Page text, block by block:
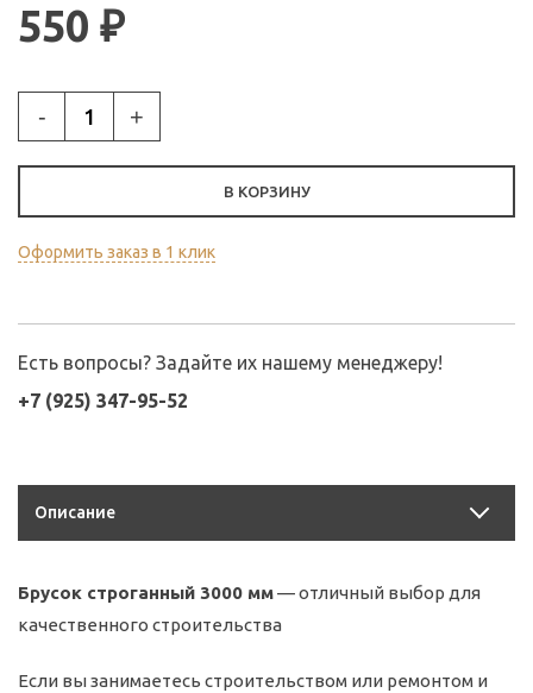
550 ₽
- +
В КОРЗИНУ
Оформить заказ в 1 клик
Есть вопросы? Задайте их нашему менеджеру!
+7 (925) 347-95-52
Описание
Брусок строганный 3000 мм— отличный выбор для
качественного строительства
Если вы занимаетесь строительством или ремонтом и